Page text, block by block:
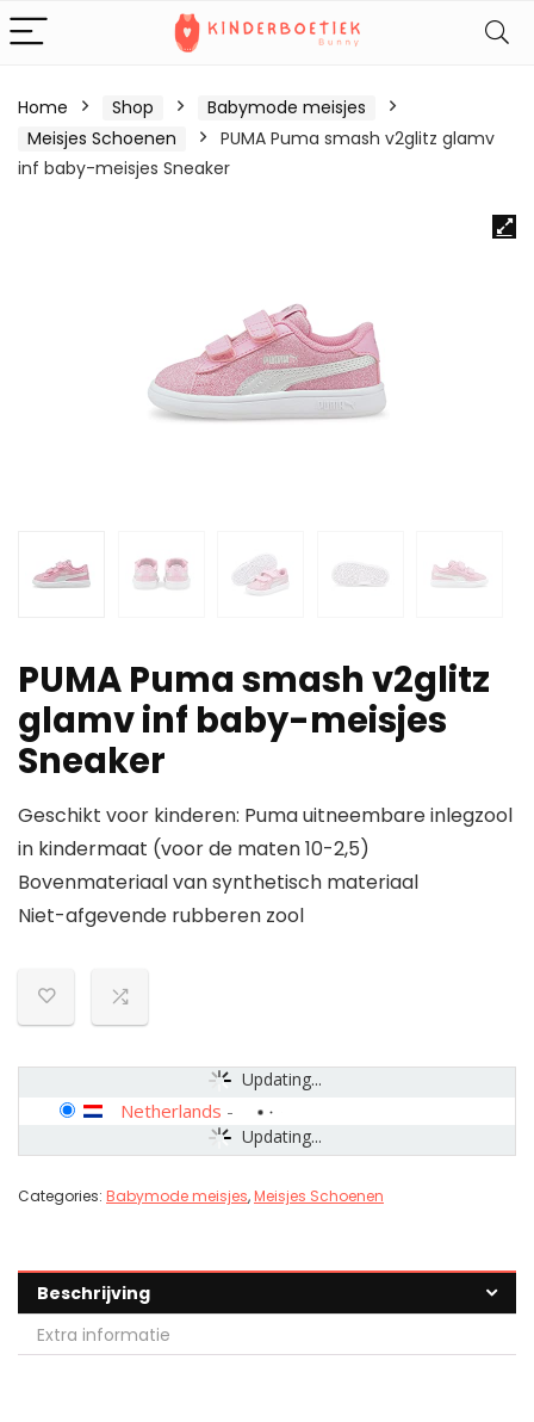
Home Shop
Babymode meisjes
Meisjes Schoenen
PUMA Puma smash v2glitz glamv
inf baby-meisjes Sneaker
PUMA Puma smash v2glitz
glamv inf baby-meisjes
Sneaker
Geschikt voor kinderen: Puma uitneembare inlegzool
in kindermaat (voor de maten 10-2,5)
Bovenmateriaal van synthetisch materiaal
Niet-afgevende rubberen zool
Updating...
Updating...
Netherlands -
Categories: Babymode meisjes,Meisjes Schoenen
Beschrijving
Extra informatie